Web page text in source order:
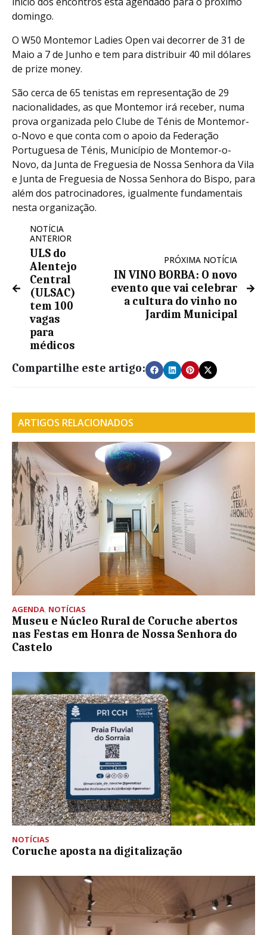
domingo.
O W50 Montemor Ladies Open vai decorrer de 31 de
Maio a 7 de Junho e tem para distribuir 40 mil dólares
de prize money.
São cerca de 65 tenistas em representação de 29
nacionalidades, as que Montemor irá receber, numa
prova organizada pelo Clube de Ténis de Montemor-
o-Novo e que conta com o apoio da Federação
Portuguesa de Ténis, Município de Montemor-o-
Novo, da Junta de Freguesia de Nossa Senhora da Vila
e Junta de Freguesia de Nossa Senhora do Bispo, para
além dos patrocinadores, igualmente fundamentais
nesta organização.
NOTÍCIA
ANTERIOR
ULS do
Alentejo
Central
(ULSAC)
tem 100
vagas
para
médicos
PRÓXIMA NOTÍCIA
IN VINO BORBA: O novo
evento que vai celebrar
a cultura do vinho no
Jardim Municipal
Compartilhe este artigo:
ARTIGOS RELACIONADOS
AGENDA, NOTÍCIAS
Museu e Núcleo Rural de Coruche abertos
nas Festas em Honra de Nossa Senhora do
Castelo
NOTÍCIAS
Coruche aposta na digitalização